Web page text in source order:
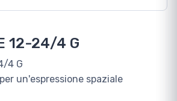
12-24/4 G
4 G
un'espressione spaziale